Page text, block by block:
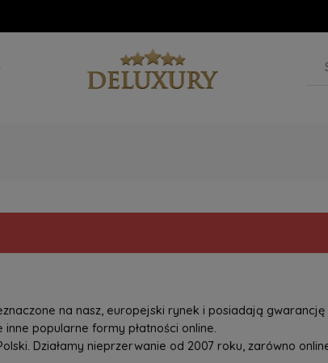
na nasz, europejski rynek i posiadają gwarancję
popularne formy płatności online.
Działamy nieprzerwanie od 2007 roku, zarówno